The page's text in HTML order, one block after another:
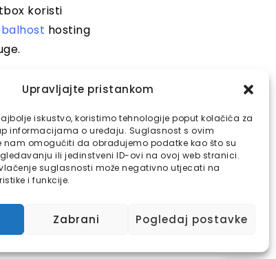
Upravljajte pristankom
iskustvo, koristimo tehnologije poput kolačića za
informacijama o uređaju. Suglasnost s ovim
omogućiti da obrađujemo podatke kao što su
ili jedinstveni ID-ovi na ovoj web stranici.
suglasnosti može negativno utjecati na
i funkcije.
Zabrani Pogledaj postavke
koristi
hosting